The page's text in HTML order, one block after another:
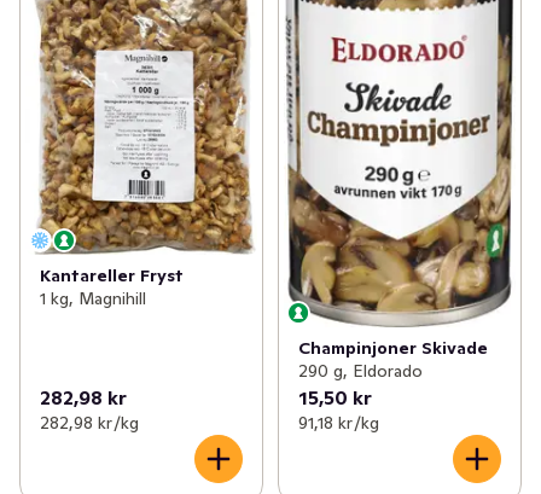
Kantareller Fryst
1 kg, Magnihill
282,98 kr
282,98 kr /kg
Champinjoner Skivade
290 g, Eldorado
15,50 kr
91,18 kr /kg